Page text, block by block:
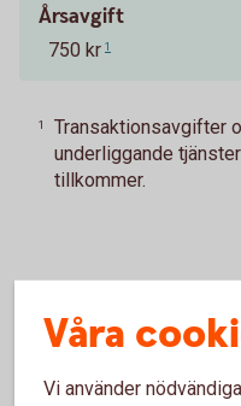
Årsavgift
750 kr 1
1
Transaktionsavgifter
underliggande
tillkommer.
Vad är ERP,
ERP-
Våra
Vi använder